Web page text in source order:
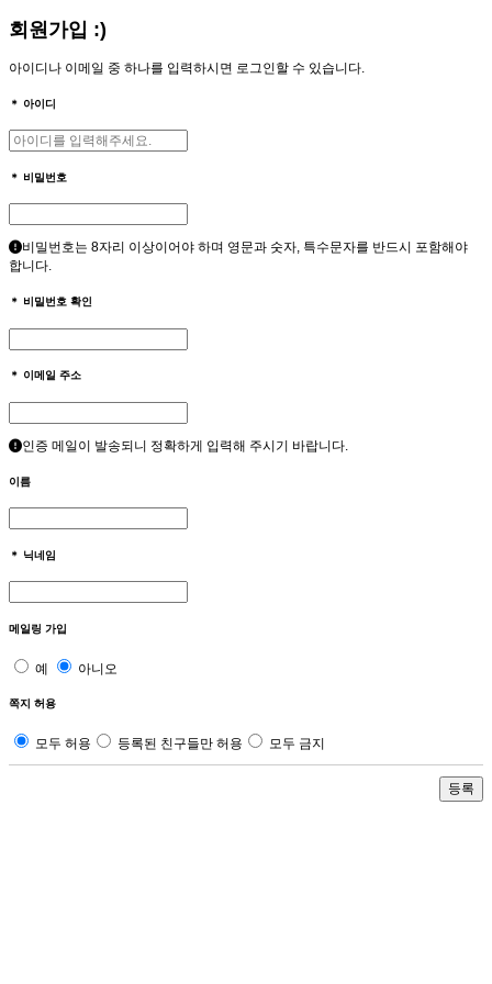
회원가입 :)
아이디나 이메일 중 하나를 입력하시면 로그인할 수 있습니다.
＊ 아이디
＊ 비밀번호
비밀번호는 8자리 이상이어야 하며 영문과 숫자, 특수문자를 반드시 포함해야
합니다.
＊ 비밀번호 확인
＊ 이메일 주소
인증 메일이 발송되니 정확하게 입력해 주시기 바랍니다.
이름
＊ 닉네임
메일링 가입
예 아니오
쪽지 허용
모두 허용 등록된 친구들만 허용 모두 금지
등록